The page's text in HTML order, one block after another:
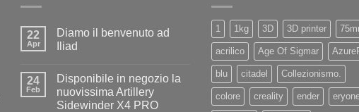
22
Apr
Diamo il benvenuto ad
Iliad
su
Diamo
il
benvenuto
24
Feb
Disponibile in negozio la
nuovissima Artillery
Sidewinder X4 PRO
1 1kg 3D 3D printer
acrilico Age Of Sigmar
blu citadel Collezionismo.
colore creality ender